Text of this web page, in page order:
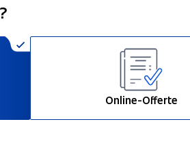
Online-Offerte